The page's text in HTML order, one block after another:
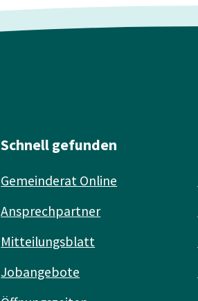
Schnell gefunden
Gemeinderat Online
Ansprechpartner
Mitteilungsblatt
Jobangebote